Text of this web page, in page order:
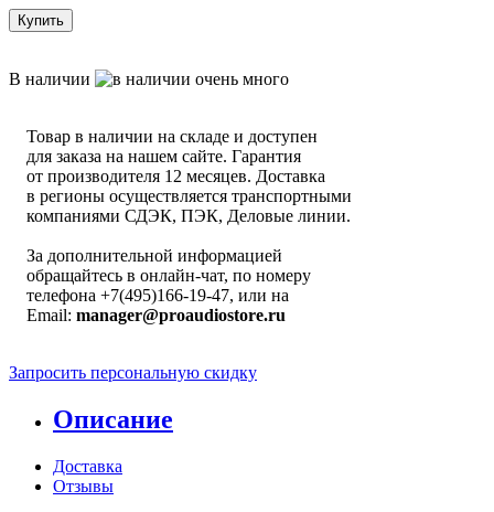
Купить
В наличии
Товар в наличии на складе и доступен
для заказа на нашем сайте. Гарантия
от производителя 12 месяцев. Доставка
в регионы осуществляется транспортными
компаниями СДЭК, ПЭК, Деловые линии.
За дополнительной информацией
обращайтесь в онлайн-чат, по номеру
телефона +7(495)166-19-47, или на
Email: manager@proaudiostore.ru
Запросить персональную скидку
Описание
Доставка
Отзывы